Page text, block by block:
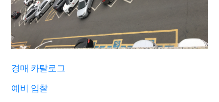
경매 카탈로그
예비 입찰